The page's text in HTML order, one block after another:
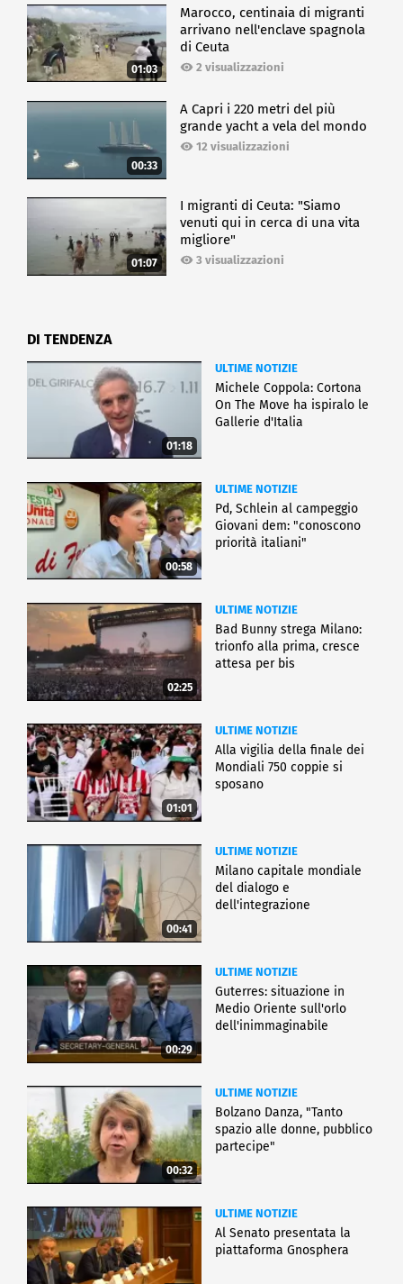
01:03
Marocco, centinaia di migranti
arrivano nell'enclave spagnola
di Ceuta
2 visualizzazioni
00:33
A Capri i 220 metri del più
grande yacht a vela del mondo
12 visualizzazioni
01:07
I migranti di Ceuta: "Siamo
venuti qui in cerca di una vita
migliore"
3 visualizzazioni
DI TENDENZA
01:18
ULTIME NOTIZIE
Michele Coppola: Cortona
On The Move ha ispiralo le
Gallerie d'Italia
00:58
ULTIME NOTIZIE
Pd, Schlein al campeggio
Giovani dem: "conoscono
priorità italiani"
02:25
ULTIME NOTIZIE
Bad Bunny strega Milano:
trionfo alla prima, cresce
attesa per bis
01:01
ULTIME NOTIZIE
Alla vigilia della finale dei
Mondiali 750 coppie si
sposano
00:41
ULTIME NOTIZIE
Milano capitale mondiale
del dialogo e
dell'integrazione
00:29
ULTIME NOTIZIE
Guterres: situazione in
Medio Oriente sull'orlo
dell'inimmaginabile
00:32
ULTIME NOTIZIE
Bolzano Danza, "Tanto
spazio alle donne, pubblico
partecipe"
ULTIME NOTIZIE
Al Senato presentata la
piattaforma Gnosphera